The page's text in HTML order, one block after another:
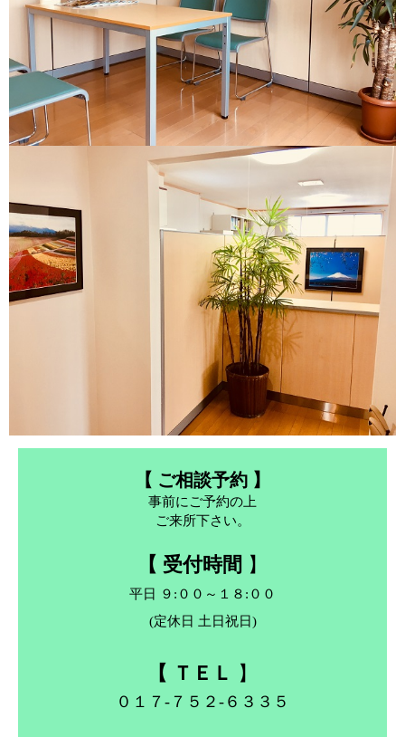
【 ご相談予約 】
事前にご予約の上
ご来所下さい。
【 受付時間 】
平日 ９:００～１８:００
(定休日 土日祝日)
【 ＴＥＬ 】
０１７-７５２-６３３５